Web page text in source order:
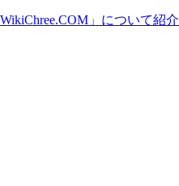
」について紹介